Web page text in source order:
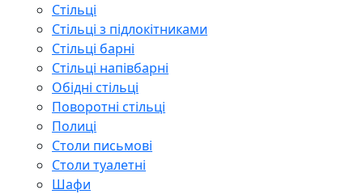
Стільці
Стільці з підлокітниками
Стільці барні
Стільці напівбарні
Обідні стільці
Поворотні стільці
Полиці
Столи письмові
Столи туалетні
Шафи